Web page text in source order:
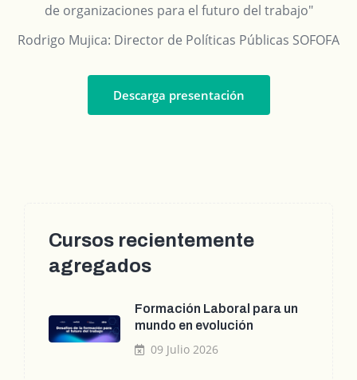
de organizaciones para el futuro del trabajo"
Rodrigo Mujica: Director de Políticas Públicas SOFOFA
Descarga presentación
Cursos recientemente
agregados
Formación Laboral para un
mundo en evolución
09 Julio 2026